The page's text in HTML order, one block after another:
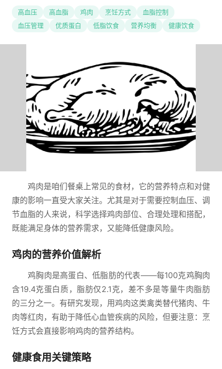
高血压 高血脂 鸡肉 烹饪方式
血脂控制
血压管理
优质蛋白 低脂饮食 营养均衡 健康饮食
鸡肉是咱们餐桌上常见的食材，它的营养特点和对健
康的影响一直受大家关注。尤其是对于需要控制血压、调
节血脂的人来说，科学选择鸡肉部位、合理处理和搭配，
既能满足身体的营养需求，又能降低健康风险。
鸡肉的营养价值解析
鸡胸肉是高蛋白、低脂肪的代表——每100克鸡胸肉
含19.4克蛋白质，脂肪仅2.1克，差不多是等量牛肉脂肪
的三分之一。有研究发现，用鸡肉这类禽类替代猪肉、牛
肉等红肉，有助于降低心血管疾病的风险，但要注意：烹
饪方式会直接影响鸡肉的营养结构。
健康食用关键策略